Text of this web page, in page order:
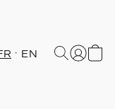
EN